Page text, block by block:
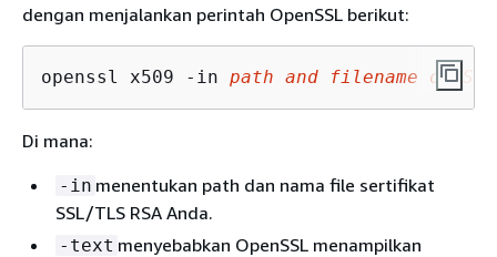
dengan menjalankan perintah OpenSSL berikut:
openssl x509 -in path and filename of
Di mana:
-in menentukan path dan nama file sertifikat
SSL/TLS RSA Anda.
-text menyebabkan OpenSSL menampilkan